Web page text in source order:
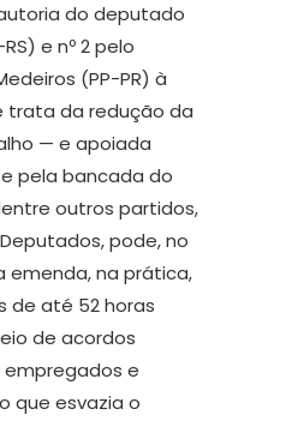
do deputado
e nº 2 pelo
(PP-PR) à
trata da redução da
— e apoiada
pela bancada do
outros partidos,
pode, no
emenda, na prática,
de até 52 horas
de acordos
empregados e
que esvazia o